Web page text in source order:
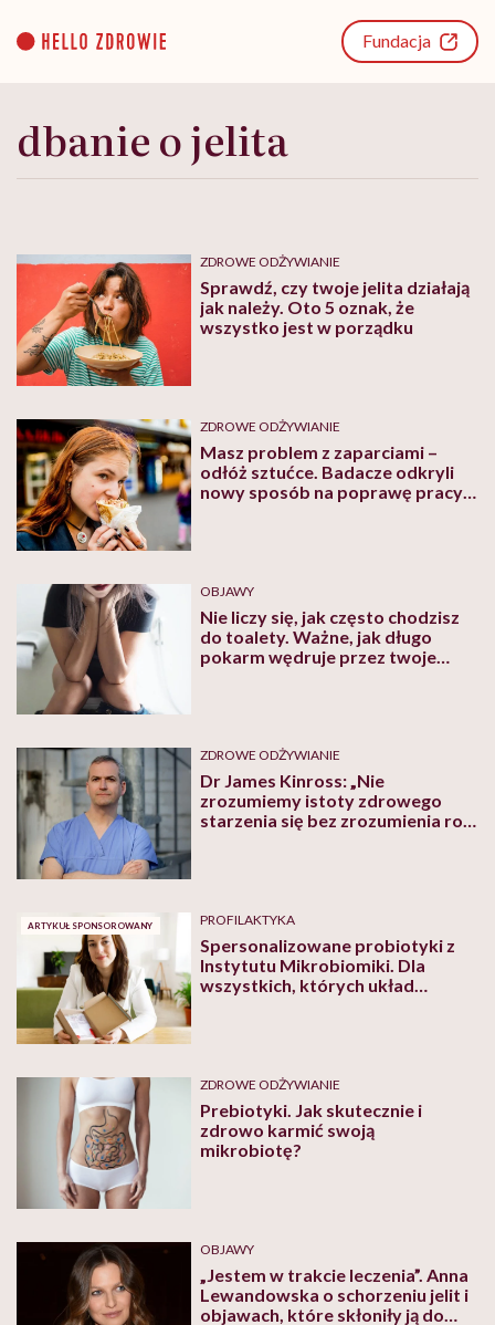
content
Fundacja
dbanie o jelita
ZDROWE ODŻYWIANIE
Sprawdź, czy twoje jelita działają
jak należy. Oto 5 oznak, że
wszystko jest w porządku
ZDROWE ODŻYWIANIE
Masz problem z zaparciami –
odłóż sztućce. Badacze odkryli
nowy sposób na poprawę pracy
OBJAWY
Nie liczy się, jak często chodzisz
do toalety. Ważne, jak długo
pokarm wędruje przez twoje
ZDROWE ODŻYWIANIE
Dr James Kinross: „Nie
zrozumiemy istoty zdrowego
starzenia się bez zrozumienia roli
ARTYKUŁ SPONSOROWANY PROFILAKTYKA
Spersonalizowane probiotyki z
Instytutu Mikrobiomiki. Dla
wszystkich, których układ
ZDROWE ODŻYWIANIE
Prebiotyki. Jak skutecznie i
zdrowo karmić swoją
mikrobiotę?
OBJAWY
„Jestem w trakcie leczenia”. Anna
Lewandowska o schorzeniu jelit i
objawach, które skłoniły ją do